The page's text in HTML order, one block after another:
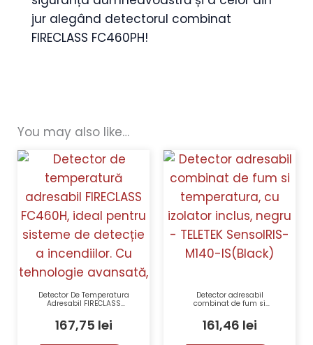
jur alegând detectorul combinat
FIRECLASS FC460PH!
You may also like…
Detector De Temperatura
Adresabil FIRECLASS
Temperatura Programabil
167,75 lei
Detector adresabil
combinat de fum si
inclus, negru – TELETEK
SensoIRIS-M140-IS(Black)
161,46 lei